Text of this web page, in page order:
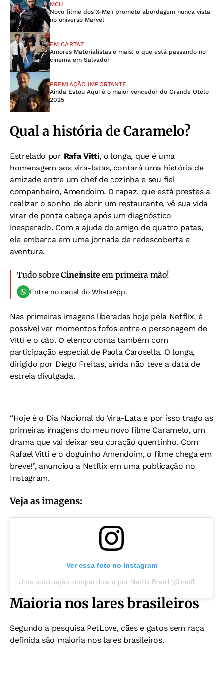
MCU
Novo filme dos X-Men promete abordagem nunca vista
no universo Marvel
EM CARTAZ
Amores Materialistas e mais: o que está passando no
cinema em Salvador
PREMIAÇÃO IMPORTANTE
Ainda Estou Aqui é o maior vencedor do Grande Otelo
2025
Qual a história de Caramelo?
Estrelado por Rafa Vitti, o longa, que é uma
homenagem aos vira-latas, contará uma história de
amizade entre um chef de cozinha e seu fiel
companheiro, Amendoim. O rapaz, que está prestes a
realizar o sonho de abrir um restaurante, vê sua vida
virar de ponta cabeça após um diagnóstico
inesperado. Com a ajuda do amigo de quatro patas,
ele embarca em uma jornada de redescoberta e
aventura.
Tudo sobreCineinsiteem primeira mão!
Entre no canal do WhatsApp.
Nas primeiras imagens liberadas hoje pela Netflix, é
possível ver momentos fofos entre o personagem de
Vitti e o cão. O elenco conta também com
participação especial de Paola Carosella. O longa,
dirigido por Diego Freitas, ainda não teve a data de
estreia divulgada.
“Hoje é o Dia Nacional do Vira-Lata e por isso trago as
primeiras imagens do meu novo filme Caramelo, um
drama que vai deixar seu coração quentinho. Com
Rafael Vitti e o doguinho Amendoim, o filme chega em
breve!”, anunciou a Netflix em uma publicação no
Instagram.
Veja as imagens:
Ver essa foto no Instagram
Maioria nos lares brasileiros
Segundo a pesquisa PetLove, cães e gatos sem raça
definida são maioria nos lares brasileiros.